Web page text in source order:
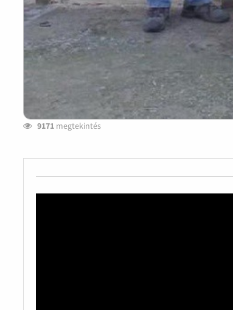
9171 megtekintés